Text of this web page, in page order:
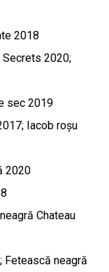
2018
2020;
sec 2019
Iacob roșu
2020
Chateau
Fetească neagră